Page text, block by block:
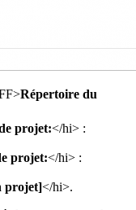
Répertoire du
projet:</hi> :
projet:</hi> :
projet]</hi>.